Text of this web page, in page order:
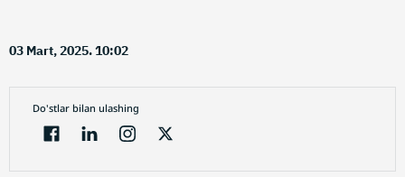
03 Mart, 2025. 10:02
Do'stlar bilan ulashing